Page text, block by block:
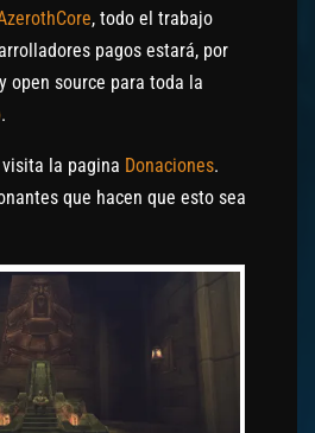
, todo el trabajo
pagos estará, por
open source para toda la
.
la pagina Donaciones.
que hacen que esto sea